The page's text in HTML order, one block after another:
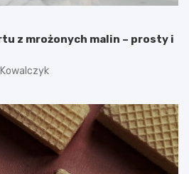
z mrożonych malin – prosty i